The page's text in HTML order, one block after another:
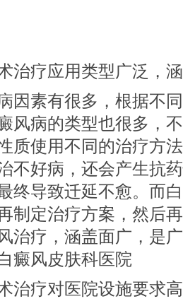
治疗应用类型广泛，
因素有很多，根据不
风病的类型也很多，
质使用不同的治疗方
不好病，还会产生抗
终导致迁延不愈。而
制定治疗方案，然后
治疗，涵盖面广，是
癜风皮肤科医院
治疗对医院设施要求